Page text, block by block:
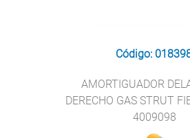
Código:
AMORTIGUADOR
DERECHO GAS STRUT
4009098